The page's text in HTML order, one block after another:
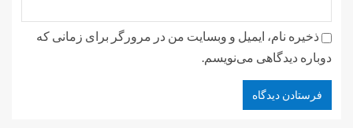
ذخیره نام، ایمیل و وبسایت من در مرورگر برای زمانی که
دوباره دیدگاهی می‌نویسم.